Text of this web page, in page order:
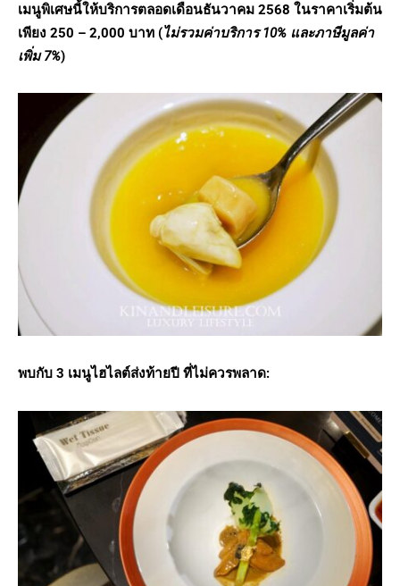
เมนูพิเศษนี้ให้บริการตลอดเดือนธันวาคม 2568 ในราคาเริ่มต้น
เพียง 250 – 2,000 บาท (ไม่รวมค่าบริการ10% และภาษีมูลค่า
เพิ่ม 7%)
พบกับ 3 เมนูไฮไลต์ส่งท้ายปี ที่ไม่ควรพลาด: